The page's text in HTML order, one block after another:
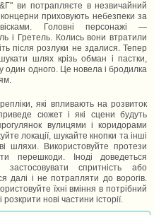
ви потрапляєте в незвичайний
концерни приховують небезпеки за
Головні персонажі —
і Гретель. Колись вони втратили
після розлуки не здалися. Тепер
шлях крізь обман і пастки,
один одного. Це новела і бродилка
які впливають на розвиток
сюжет і які сцени будуть
вулицями і коридорами
локації, шукайте кнопки та інші
шляхи. Використовуйте протези
перешкоди. Іноді доведеться
спритність або
далі і не потрапляти до ворогів.
їхні вміння в потрібний
нові частини історії.